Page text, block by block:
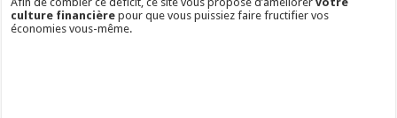
culture financière pour que vous puissiez faire fructifier vos
économies vous-même.